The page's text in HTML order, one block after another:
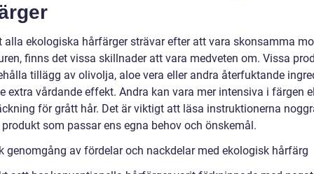
alla ekologiska hårfärger strävar efter att vara skonsamma
finns det vissa skillnader att vara medveten om. Vissa
tillägg av olivolja, aloe vera eller andra återfuktande
extra vårdande effekt. Andra kan vara mer intensiva i färgen
för grått hår. Det är viktigt att läsa instruktionerna
som passar ens egna behov och önskemål.
genomgång av fördelar och nackdelar med ekologisk hårfärg